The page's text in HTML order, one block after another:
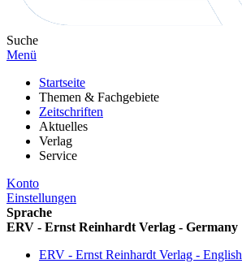
Suche
Menü
Startseite
Themen & Fachgebiete
Zeitschriften
Aktuelles
Verlag
Service
Konto
Einstellungen
Sprache
ERV - Ernst Reinhardt Verlag - Germany
ERV - Ernst Reinhardt Verlag - English